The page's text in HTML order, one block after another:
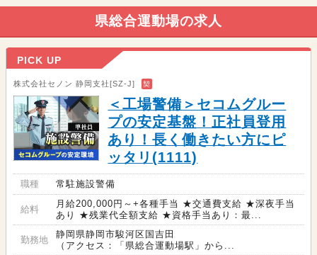
県総合運動場の求人
PICK UP
株式会社セノン 静岡支社[SZ-J] 契
＜工場警備＞セコムグルー
プの安定基盤！正社員登用
あり！長く働きたい方にピ
ッタリ(1111)
職種 常駐施設警備
給料
月給200,000円～+各種手当 ★交通費支給 ★深夜手当
あり ★残業代全額支給 ★資格手当あり：最...
勤務地
静岡県静岡市駿河区国吉田
（アクセス：「県総合運動場駅」から...